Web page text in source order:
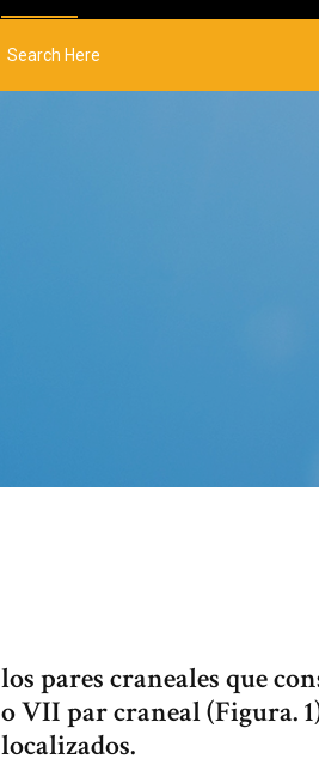
los pares craneales que
o VII par craneal (Figura.
localizados.